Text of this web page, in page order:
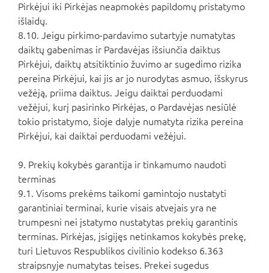
Pirkėjui iki Pirkėjas neapmokės papildomų pristatymo
išlaidų.
8.10. Jeigu pirkimo-pardavimo sutartyje numatytas
daiktų gabenimas ir Pardavėjas išsiunčia daiktus
Pirkėjui, daiktų atsitiktinio žuvimo ar sugedimo rizika
pereina Pirkėjui, kai jis ar jo nurodytas asmuo, išskyrus
vežėją, priima daiktus. Jeigu daiktai perduodami
vežėjui, kurį pasirinko Pirkėjas, o Pardavėjas nesiūlė
tokio pristatymo, šioje dalyje numatyta rizika pereina
Pirkėjui, kai daiktai perduodami vežėjui.
9. Prekių kokybės garantija ir tinkamumo naudoti
terminas
9.1. Visoms prekėms taikomi gamintojo nustatyti
garantiniai terminai, kurie visais atvejais yra ne
trumpesni nei įstatymo nustatytas prekių garantinis
terminas. Pirkėjas, įsigijęs netinkamos kokybės prekę,
turi Lietuvos Respublikos civilinio kodekso 6.363
straipsnyje numatytas teises. Prekei sugedus